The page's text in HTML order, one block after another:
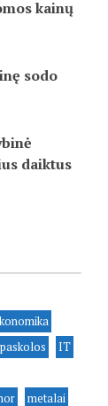
kainų
sodo
daiktus
IT
metalai